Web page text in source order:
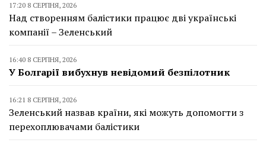
17:20 8 СЕРПНЯ, 2026
Над створенням балістики працює дві українські
компанії – Зеленський
16:40 8 СЕРПНЯ, 2026
У Болгарії вибухнув невідомий безпілотник
16:21 8 СЕРПНЯ, 2026
Зеленський назвав країни, які можуть допомогти з
перехоплювачами балістики